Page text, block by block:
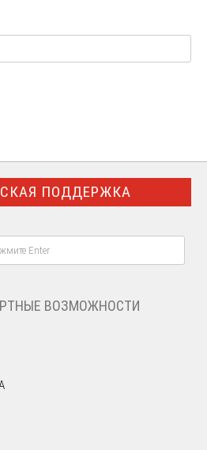
ПОДДЕРЖКА
ВОЗМОЖНОСТИ